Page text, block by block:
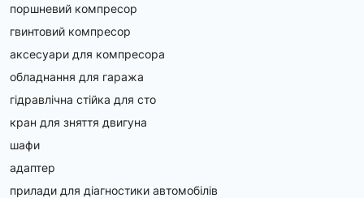
поршневий компресор
гвинтовий компресор
аксесуари для компресора
обладнання для гаража
гідравлічна стійка для сто
кран для зняття двигуна
шафи
адаптер
прилади для діагностики автомобілів